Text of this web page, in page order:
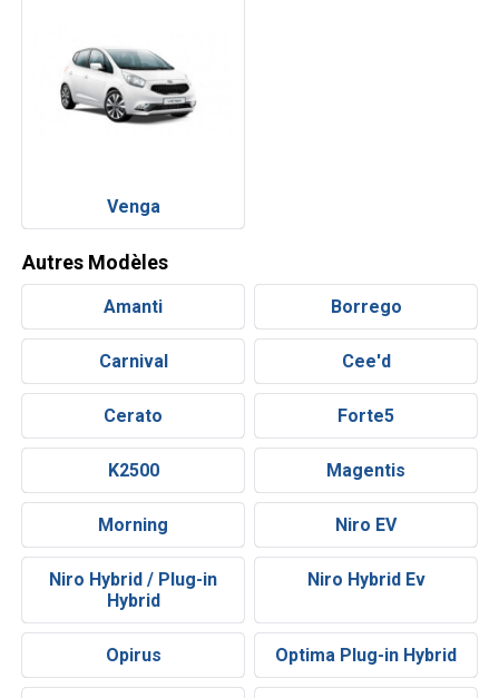
Venga
Autres Modèles
Amanti Borrego
Carnival Cee'd
Cerato Forte5
K2500 Magentis
Morning Niro EV
Niro Hybrid / Plug-in
Hybrid
Niro Hybrid Ev
Opirus Optima Plug-in Hybrid